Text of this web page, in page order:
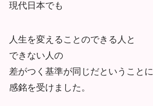
現代日本でも
人生を変えることのできる人と
できない人の
差がつく基準が同じだということに
感銘を受けました。